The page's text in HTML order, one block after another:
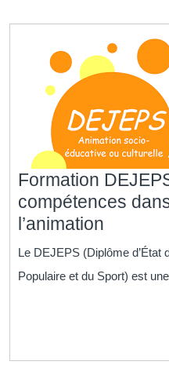
Formation
compétences
l’animation
:
Le DEJEPS (Diplôme d’État
Populaire et du Sport) est